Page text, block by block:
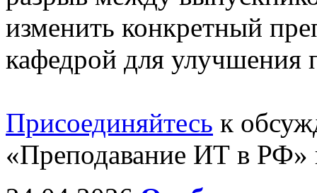
изменить конкретный
кафедрой для улучшения
Присоединяйтесь к
«Преподавание ИТ в РФ»